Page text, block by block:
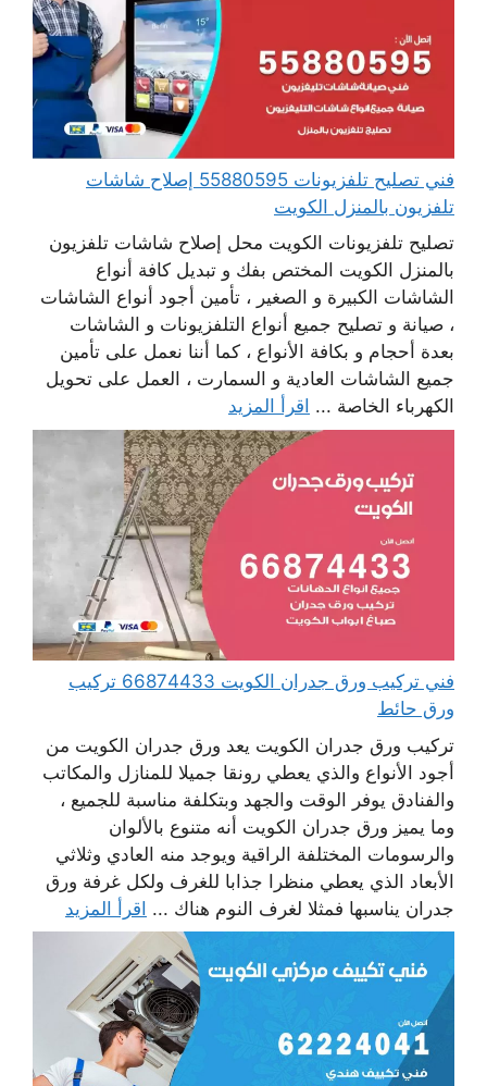
فني تصليح تلفزيونات 55880595 إصلاح شاشات
تلفزيون بالمنزل الكويت
تصليح تلفزيونات الكويت محل إصلاح شاشات تلفزيون
بالمنزل الكويت المختص بفك و تبديل كافة أنواع
الشاشات الكبيرة و الصغير ، تأمين أجود أنواع الشاشات
، صيانة و تصليح جميع أنواع التلفزيونات و الشاشات
بعدة أحجام و بكافة الأنواع ، كما أننا نعمل على تأمين
جميع الشاشات العادية و السمارت ، العمل على تحويل
الكهرباء الخاصة ... اقرأ المزيد
فني تركيب ورق جدران الكويت 66874433 تركيب
ورق حائط
تركيب ورق جدران الكويت يعد ورق جدران الكويت من
أجود الأنواع والذي يعطي رونقا جميلا للمنازل والمكاتب
والفنادق يوفر الوقت والجهد وبتكلفة مناسبة للجميع ،
وما يميز ورق جدران الكويت أنه متنوع بالألوان
والرسومات المختلفة الراقية ويوجد منه العادي وثلاثي
الأبعاد الذي يعطي منظرا جذابا للغرف ولكل غرفة ورق
جدران يناسبها فمثلا لغرف النوم هناك ... اقرأ المزيد